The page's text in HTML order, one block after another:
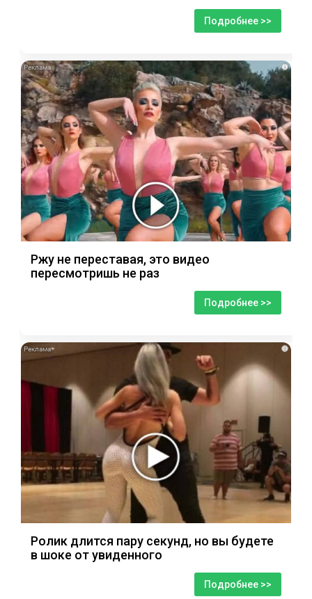
Подробнее >>
i
Ржу не переставая, это видео
пересмотришь не раз
Подробнее >>
i
Ролик длится пару секунд, но вы будете
в шоке от увиденного
Подробнее >>